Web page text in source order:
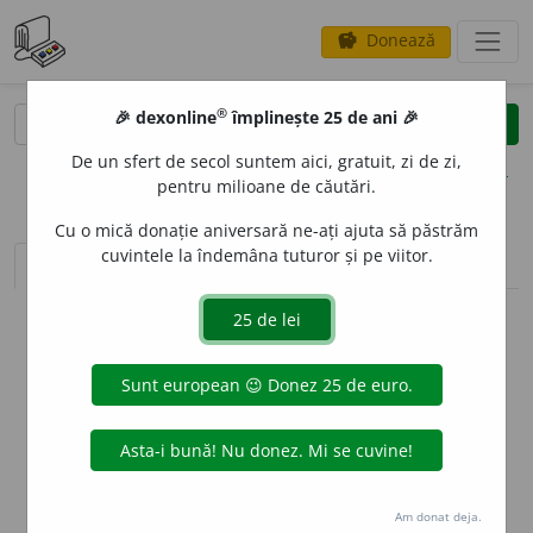
savings Donează
clear
opțiuni
sinteza definițiilor (1) definiții (9) declinări
info
Aceste definiții sunt compilate de
echipa dexonline. Definițiile
originale se află pe filadefiniții.
preferințe
🎉 dexonline® împlinește 25 de ani 🎉
De un sfert de secol suntem aici, gratuit, zi de zi,
pentru milioane de căutări.
Cu o mică donație aniversară ne-ați ajuta să păstrăm
cuvintele la îndemâna tuturor și pe viitor.
Am donat deja.